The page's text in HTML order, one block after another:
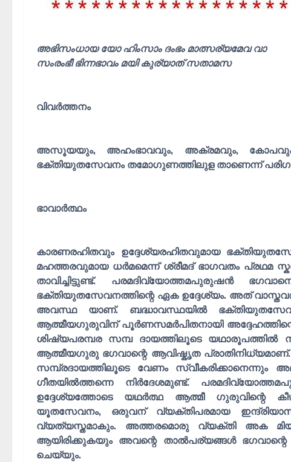
അഭിസംധായ യോ ഹിംസാം ദംഭം മാത്സര്യമേവ വാ
സംരംഭീ ഭിന്നഭാവം മയി കുര്യാത് സതാമസ
വിവർത്തനം
അസൂയയും, അഹംഭാവവും, അക്രമവും, കോപവും,
ഭക്തിയുതസേവനം തമോഗുണത്തിലുള താണെന്ന്
ഭാവാർത്ഥം
കാരണരഹിതവും ഉദ്ദേശ്യരഹിതവുമായ
മഹത്തരവുമായ ധർമമെന്ന് ശ്രീമദ് ഭാഗവതം പ്രഥമ
താവിച്ചിട്ടുണ്ട്. പരമദിവ്യോത്തമപുരുഷൻ
ഭക്തിയുതസേവനത്തിന്റെ ഏക ഉദ്ദേശ്യം. അത്
അവസ്ഥ യാണ്. ബദ്ധാവസ്ഥയിൽ
ആത്മീയഗുരുവിന് പൂർണസമർപിതനായി
ശിഷ്യപരമ്പര സമ്പ ദായത്തിലൂടെ
ആത്മീയഗുരു ഭഗവാന്റെ ആവിഷ്കൃത
സമ്പ്രദായത്തിലൂടെ വേണം സ്വീകരിക്കാനെന്നും
ഗീതയിൽത്തന്നെ നിർദേശമുണ്ട്.
ഉദ്ദേശ്യത്തോടെ യഥർത്ഥ ആത്മീ ഗുരുവിന്റെ
യൂതസേവനം, ഒരുവന് വ്യക്തിപരമായ
വ്യത്യസ്തമാകും. അത്തരമൊരു വ്യക്തി അക
ആയിരിക്കുകയും അവന്റെ താൽപര്യങ്ങൾ ഭഗവാന്റെ
ചെയ്യും.